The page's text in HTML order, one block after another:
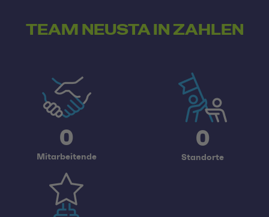
TEAM NEUSTA IN ZAHLEN
0
Mitarbeitende
0
Standorte